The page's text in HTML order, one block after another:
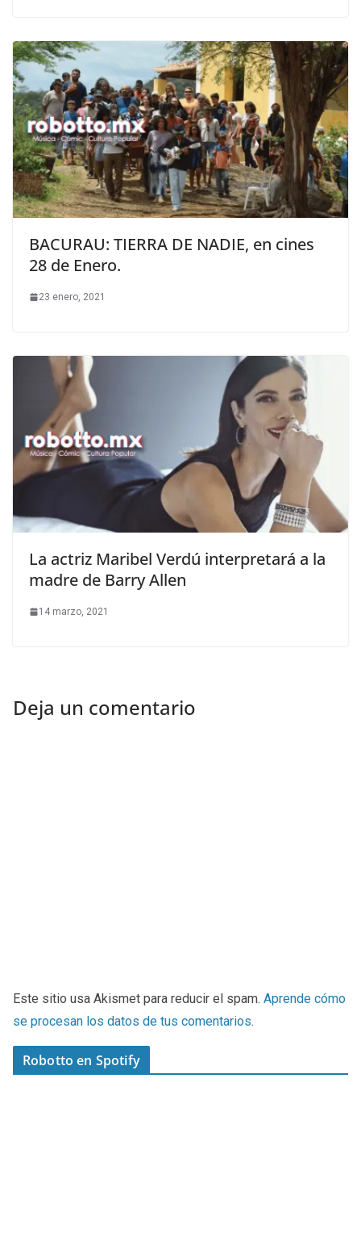
BACURAU: TIERRA DE NADIE, en cines
28 de Enero.
23 enero, 2021
La actriz Maribel Verdú interpretará a la
madre de Barry Allen
14 marzo, 2021
Deja un comentario
Este sitio usa Akismet para reducir el spam. Aprende cómo
se procesan los datos de tus comentarios.
Robotto en Spotify